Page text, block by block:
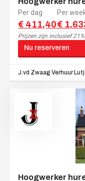
Per dag
€ 411,40
Per
€
Prijzen zijn inclusief
Nu reserveren
J.vd Zwaag Verhuur
Hoogwerker